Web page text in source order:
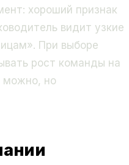
хороший признак
видит узкие
При выборе
рост команды на
можно, но